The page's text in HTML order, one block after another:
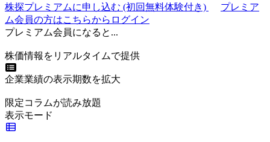
株探プレミアムに申し込む (初回無料体験付き)
プレミア
ム会員の方はこちらからログイン
プレミアム会員になると...
株価情報をリアルタイムで提供
企業業績の表示期数を拡大
限定コラムが読み放題
表示モード